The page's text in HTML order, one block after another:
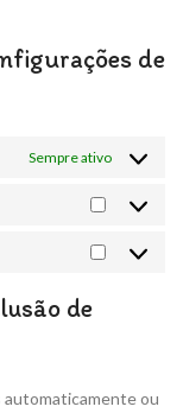
de
Sempre ativo
de
automaticamente ou